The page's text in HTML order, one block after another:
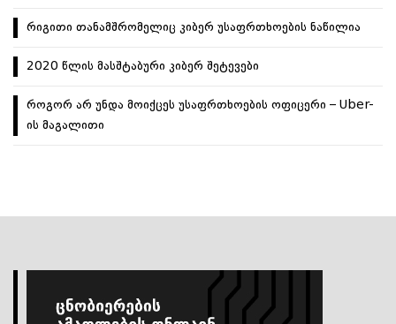
რიგითი თანამშრომელიც კიბერ უსაფრთხოების ნაწილია
2020 წლის მასშტაბური კიბერ შეტევები
როგორ არ უნდა მოიქცეს უსაფრთხოების ოფიცერი – Uber-
ის მაგალითი